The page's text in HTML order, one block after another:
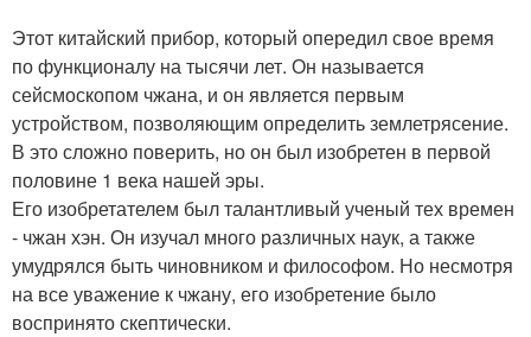
Этот китайский прибор, который опередил свое время
по функционалу на тысячи лет. Он называется
сейсмоскопом чжана, и он является первым
устройством, позволяющим определить землетрясение.
В это сложно поверить, но он был изобретен в первой
половине 1 века нашей эры.
Его изобретателем был талантливый ученый тех времен
- чжан хэн. Он изучал много различных наук, а также
умудрялся быть чиновником и философом. Но несмотря
на все уважение к чжану, его изобретение было
воспринято скептически.